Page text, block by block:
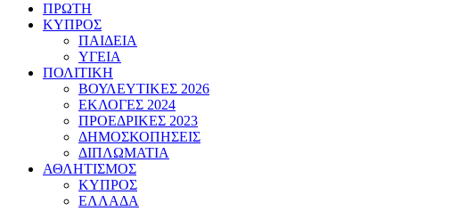
ΠΡΩΤΗ
ΚΥΠΡΟΣ
ΠΑΙΔΕΙΑ
ΥΓΕΙΑ
ΠΟΛΙΤΙΚΗ
ΒΟΥΛΕΥΤΙΚΕΣ 2026
ΕΚΛΟΓΕΣ 2024
ΠΡΟΕΔΡΙΚΕΣ 2023
ΔΗΜΟΣΚΟΠΗΣΕΙΣ
ΔΙΠΛΩΜΑΤΙΑ
ΑΘΛΗΤΙΣΜΟΣ
ΚΥΠΡΟΣ
ΕΛΛΑΔΑ